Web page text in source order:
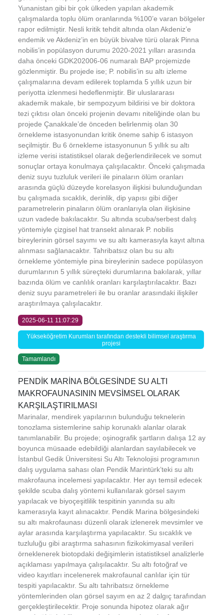
Yunanistan gibi bir çok ülkeden yapılan akademik
çalışmalarda toplu ölüm oranlarında %100’e varan bölgeler
rapor edilmiştir. Nesli kritik tehdit altında olan Akdeniz’e
endemik ve Akdeniz’in en büyük bivalve türü olarak Pinna
nobilis’in popülasyon durumu 2020-2021 yılları arasında
daha önceki GDK202006-06 numaralı BAP projemizde
gözlenmiştir. Bu projede ise; P. nobilis’in su altı izleme
çalışmalarına devam edilerek toplamda 5 yıllık uzun bir
periyotta izlenmesi hedeflenmiştir. Bir uluslararası
akademik makale, bir sempozyum bildirisi ve bir doktora
tezi çıktısı olan önceki projenin devamı niteliğinde olan bu
projede Çanakkale’de önceden belirlenmiş olan 30
örnekleme istasyonundan kritik öneme sahip 6 istasyon
seçilmiştir. Bu 6 örnekleme istasyonunun 5 yıllık su altı
izleme verisi istatistiksel olarak değerlendirilecek ve somut
sonuçlar ortaya konulmaya çalışılacaktır. Önceki çalışmada
deniz suyu tuzluluk verileri ile pinaların ölüm oranları
arasında güçlü düzeyde korelasyon ilişkisi bulunduğundan
bu çalışmada sıcaklık, derinlik, dip yapısı gibi diğer
parametrelerin pinaların ölüm oranlarıyla olan ilişkisine
uzun vadede bakılacaktır. Su altında scuba/serbest dalış
yöntemiyle çizgisel hat transekt alınarak P. nobilis
bireylerinin görsel sayımı ve su altı kamerasıyla kayıt altına
alınması sağlanacaktır. Tahribatsız olan bu su altı
örnekleme yöntemiyle pina bireylerinin sadece popülasyon
durumlarının 5 yıllık süreçteki durumlarına bakılarak, yıllar
bazında ölüm ve canlılık oranları karşılaştırılacaktır. Bazı
deniz suyu parametreleri ile bu oranlar arasındaki ilişkiler
araştırılmaya çalışılacaktır.
2025-06-11 11:07:29
Yükseköğretim Kurumları tarafından destekli bilimsel araştırma
projesi
Tamamlandı
PENDİK MARİNA BÖLGESİNDE SU ALTI
MAKROFAUNASININ MEVSİMSEL OLARAK
KARŞILAŞTIRILMASI
Marinalar, mendirek yapılarının bulunduğu teknelerin
tonozlama sistemlerine sahip korunaklı alanlar olarak
tanımlanabilir. Bu projede; oşinografik şartların dalışa 12 ay
boyunca müsaade edebildiği alanlardan sayılabilecek ve
İstanbul Gedik Üniversitesi Su Altı Teknolojisi programının
dalış uygulama sahası olan Pendik Marintürk’teki su altı
makrofauna incelemesi yapılacaktır. Her ayı temsil edecek
şekilde scuba dalış yöntemi kullanılarak görsel sayım
yapılacak ve biyoçeşitlilik tespitinin yanında su altı
kamerasıyla kayıt alınacaktır. Pendik Marina bölgesindeki
su altı makrofaunası düzenli olarak izlenerek mevsimler ve
aylar arasında karşılaştırma yapılacaktır. Su sıcaklık ve
tuzluluğu gibi araştırma sahasının fizikokimyasal verileri
örneklenerek biotopdaki değişimlerin istatistiksel analizlerle
açıklaması yapılmaya çalışılacaktır. Su altı fotoğraf ve
video kayıtları incelenerek makrofaunal canlılar için tür
tespiti yapılacaktır. Su altı tahribatsız örnekleme
yöntemlerinden olan görsel sayım en az 2 dalgıç tarafından
gerçekleştirilecektir. Proje sonunda hipotez olarak ağır